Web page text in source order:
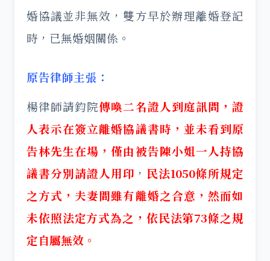
婚協議並非無效，雙方早於辦理離婚登記
時，已無婚姻關係。
原告律師主張：
楊律師請鈞院傳喚二名證人到庭訊問，證
人表示在簽立離婚協議書時，並未看到原
告林先生在場，僅由被告陳小姐一人持協
議書分別請證人用印 ， 民法1050條所規定
之方式，夫妻間雖有離婚之合意，然而如
未依照法定方式為之，依民法第73條之規
定自屬無效。